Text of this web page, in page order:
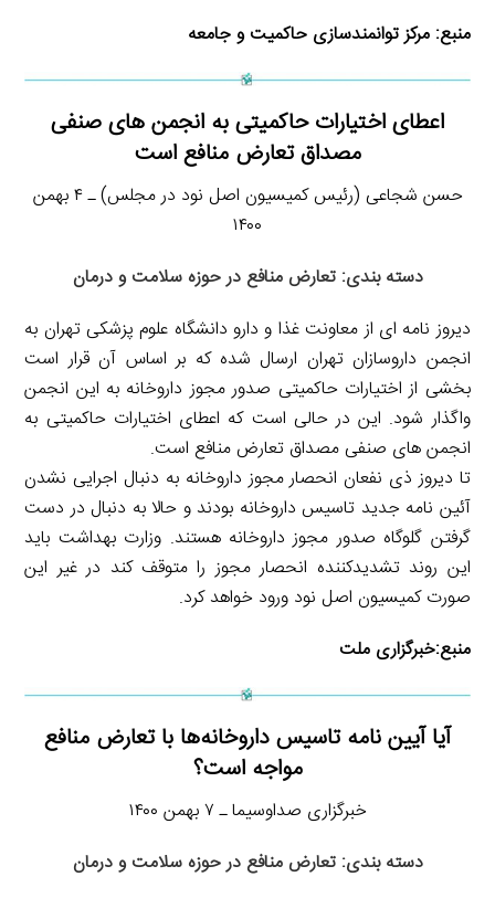
منبع:مرکز توانمندسازی حاکمیت و جامعه
اعطای اختیارات حاکمیتی به انجمن های صنفی
مصداق ‎تعارض منافع است
حسن شجاعی (رئیس کمیسیون اصل نود در مجلس) ـ ۴ بهمن
۱۴۰۰
دسته بندی: تعارض منافع در حوزه سلامت و درمان
دیروز نامه ای از ‎معاونت غذا و دارو دانشگاه علوم پزشکی تهران به
انجمن داروسازان تهران ارسال شده که بر اساس آن قرار است
بخشی از اختیارات حاکمیتی صدور مجوز ‎داروخانه به این انجمن
واگذار شود. این در حالی است که اعطای اختیارات حاکمیتی به
انجمن های صنفی مصداق ‎تعارض منافع است.
تا دیروز ذی نفعان ‎انحصار مجوز داروخانه به دنبال اجرایی نشدن
آئین نامه جدید ‎تاسیس داروخانه بودند و حالا به دنبال در دست
گرفتن گلوگاه صدور مجوز داروخانه هستند. وزارت بهداشت باید
این روند تشدیدکننده انحصار مجوز را متوقف کند در غیر این
صورت ‎کمیسیون اصل نود ورود خواهد کرد.
منبع:خبرگزاری ملت
آیا آیین نامه تاسیس داروخانه‌ها با تعارض منافع
مواجه است؟
خبرگزاری صداوسیما ـ ۷ بهمن ۱۴۰۰
دسته بندی: تعارض منافع در حوزه سلامت و درمان